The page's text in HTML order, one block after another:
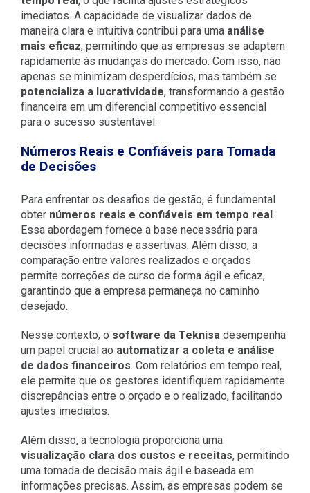
imediatos. A capacidade de visualizar dados de
maneira clara e intuitiva contribui para uma análise
mais eficaz, permitindo que as empresas se adaptem
rapidamente às mudanças do mercado. Com isso, não
apenas se minimizam desperdícios, mas também se
potencializa a lucratividade, transformando a gestão
financeira em um diferencial competitivo essencial
para o sucesso sustentável.
Números Reais e Confiáveis para Tomada
de Decisões
Para enfrentar os desafios de gestão, é fundamental
obter números reais e confiáveis em tempo real.
Essa abordagem fornece a base necessária para
decisões informadas e assertivas. Além disso, a
comparação entre valores realizados e orçados
permite correções de curso de forma ágil e eficaz,
garantindo que a empresa permaneça no caminho
desejado.
Nesse contexto, o software da Teknisa desempenha
um papel crucial ao automatizar a coleta e análise
de dados financeiros. Com relatórios em tempo real,
ele permite que os gestores identifiquem rapidamente
discrepâncias entre o orçado e o realizado, facilitando
ajustes imediatos.
Além disso, a tecnologia proporciona uma
visualização clara dos custos e receitas, permitindo
uma tomada de decisão mais ágil e baseada em
informações precisas. Assim, as empresas podem se